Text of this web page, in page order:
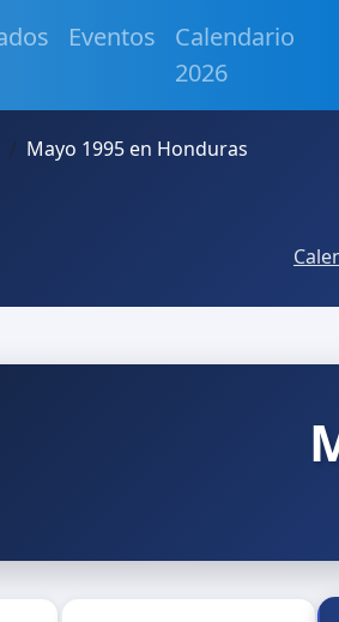
Eventos
Calendario
2026
Mayo 1995 en Honduras